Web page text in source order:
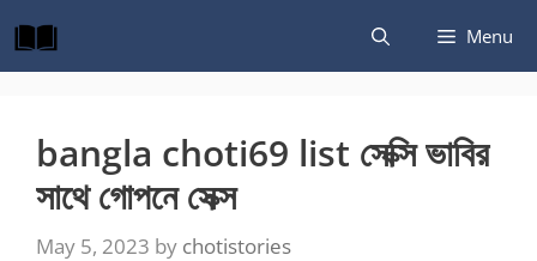
to
content
Menu
bangla choti69 list সেক্সি ভাবির
সাথে গোপনে সেক্স
May 5, 2023 by chotistories